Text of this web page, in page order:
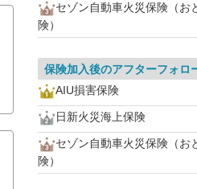
セゾン自動車火災保険（お
険）
保険加入後のアフターフォロ
AIU損害保険
日新火災海上保険
セゾン自動車火災保険（お
険）